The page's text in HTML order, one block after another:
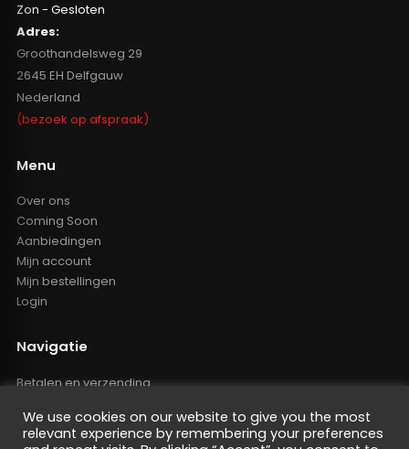
Zon - Gesloten
Adres:
Groothandelsweg 29
2645 EH Delfgauw
Nederland
(bezoek op afspraak)
Menu
Over ons
Coming Soon
Aanbiedingen
Mijn account
Mijn bestellingen
Login
Navigatie
Betalen en verzending
Klachten
Algemene voorwaarden
We use cookies on our website to give you the most
relevant experience by remembering your preferences